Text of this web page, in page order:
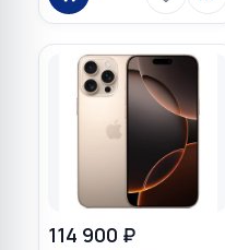
114 900 ₽